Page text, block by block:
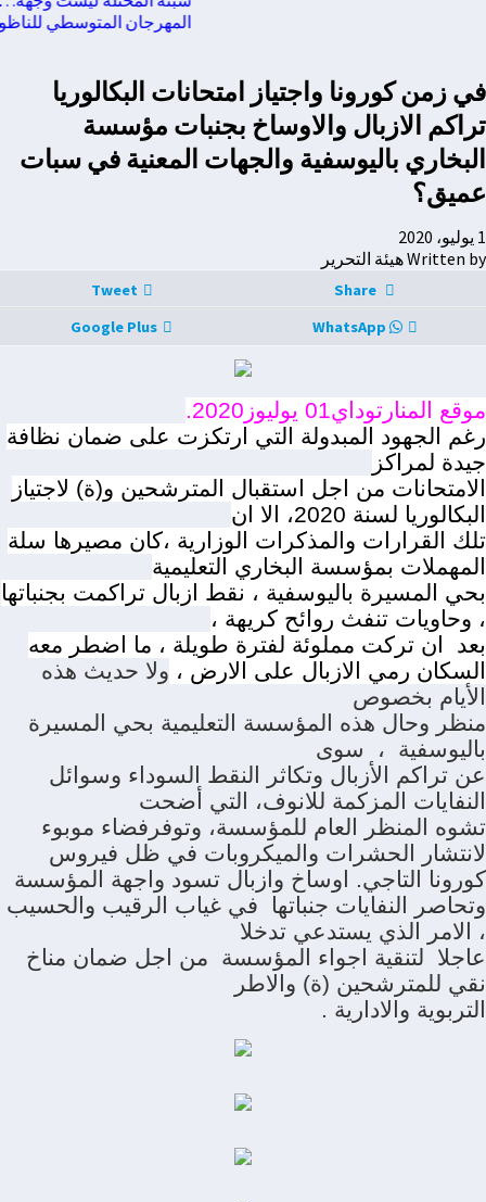
المهرجان المتوسطي
في زمن كورونا واجتياز امتحانات البكالوريا
تراكم الازبال والاوساخ بجنبات مؤسسة
البخاري باليوسفية والجهات المعنية في سبات
عميق؟
1 يوليو، 2020
Written by هيئة التحرير
Share
Tweet
WhatsApp
Google Plus
موقع المنارتوداي01 يوليوز2020.
رغم الجهود المبدولة التي ارتكزت على ضمان نظافة
جيدة لمراكز
الامتحانات من اجل استقبال المترشحين و(ة) لاجتياز
البكالوريا لسنة 2020، الا ان
تلك القرارات والمذكرات الوزارية ،كان مصيرها سلة
المهملات بمؤسسة البخاري التعليمية
بحي المسيرة باليوسفية ، نقط ازبال تراكمت بجنباتها
، وحاويات تنفث روائح كريهة ،
بعد ان تركت مملوئة لفترة طويلة ، ما اضطر معه
السكان رمي الازبال على الارض ، ولا حديث هذه
الأيام بخصوص
منظر وحال هذه المؤسسة التعليمية بحي المسيرة
باليوسفية ، سوى
عن تراكم الأزبال وتكاثر النقط السوداء وسوائل
النفايات المزكمة للانوف، التي أضحت
تشوه المنظر العام للمؤسسة، وتوفرفضاء موبوء
لانتشار الحشرات والميكروبات في ظل فيروس
كورونا التاجي. اوساخ وازبال تسود واجهة المؤسسة
وتحاصر النفايات جنباتها في غياب الرقيب والحسيب
، الامر الذي يستدعي تدخلا
عاجلا لتنقية اجواء المؤسسة من اجل ضمان مناخ
نقي للمترشحين (ة) والاطر
التربوية والادارية .